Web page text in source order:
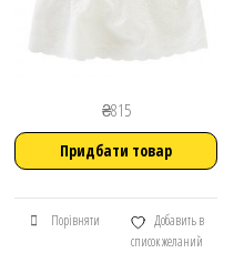
₴815
Придбати товар
Порівняти
Добавить в
список желаний